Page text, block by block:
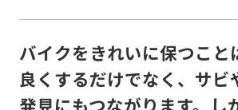
バイクをきれいに保つこと
良くするだけでなく、サビ
発見にもつながります。し